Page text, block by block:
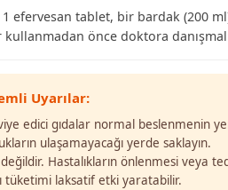
1 efervesan tablet, bir bardak (200
önce doktora
Uyarılar:
edici gıdalar normal beslenmenin
ulaşamayacağı yerde saklayın.
Hastalıkların önlenmesi veya
tüketimi laksatif etki yaratabilir.